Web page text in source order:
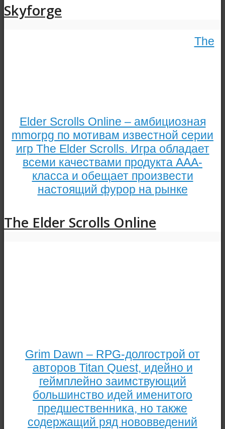
Skyforge
The
Elder Scrolls Online – амбициозная
mmorpg по мотивам известной серии
игр The Elder Scrolls. Игра обладает
всеми качествами продукта AAA-
класса и обещает произвести
настоящий фурор на рынке
The Elder Scrolls Online
Grim Dawn – RPG-долгострой от
авторов Titan Quest, идейно и
геймплейно заимствующий
большинство идей именитого
предшественника, но также
содержащий ряд нововведений